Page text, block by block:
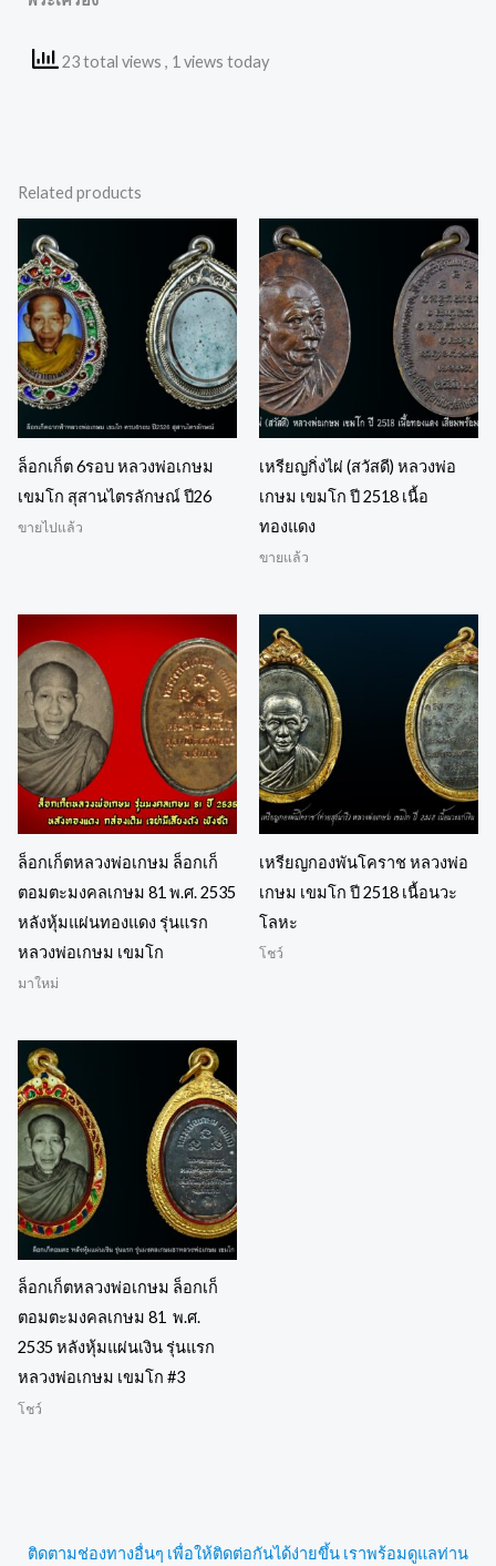
23 total views , 1 views today
Related products
ล็อกเก็ต 6รอบ หลวงพ่อเกษม
เขมโก สุสานไตรลักษณ์ ปี26
ขายไปแล้ว
เหรียญกิ่งไผ่ (สวัสดี) หลวงพ่อ
เกษม เขมโก ปี 2518 เนื้อ
ทองแดง
ขายแล้ว
ล็อกเก็ตหลวงพ่อเกษม ล็อกเก็
ตอมตะมงคลเกษม 81 พ.ศ. 2535
หลังหุ้มแผ่นทองแดง รุ่นแรก
หลวงพ่อเกษม เขมโก
มาใหม่
เหรียญกองพันโคราช หลวงพ่อ
เกษม เขมโก ปี 2518 เนื้อนวะ
โลหะ
โชว์
ล็อกเก็ตหลวงพ่อเกษม ล็อกเก็
ตอมตะมงคลเกษม 81 พ.ศ.
2535 หลังหุ้มแผ่นเงิน รุ่นแรก
หลวงพ่อเกษม เขมโก #3
โชว์
ติดตามช่องทางอื่นๆ เพื่อให้ติดต่อกันได้ง่ายขึ้น เราพร้อมดูแลท่าน